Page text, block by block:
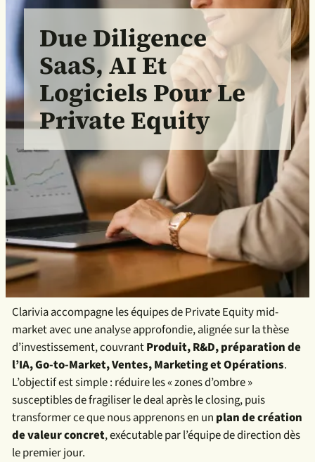
Due Diligence
SaaS, AI Et
Logiciels Pour Le
Private Equity
Clarivia accompagne les équipes de Private Equity mid-
market avec une analyse approfondie, alignée sur la thèse
d’investissement, couvrantProduit, R&D, préparation de
l’IA, Go-to-Market, Ventes, Marketing et Opérations.
L’objectif est simple : réduire les « zones d’ombre »
susceptibles de fragiliser le deal après le closing, puis
transformer ce que nous apprenons en un plan de création
de valeur concret, exécutable par l’équipe de direction dès
le premier jour.